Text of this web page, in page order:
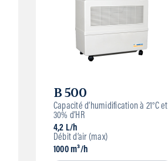
B 500
Capacité d’humidification à 21°C et
30% d’HR
4,2 L/h
Débit d’air (max)
1000 m³/h